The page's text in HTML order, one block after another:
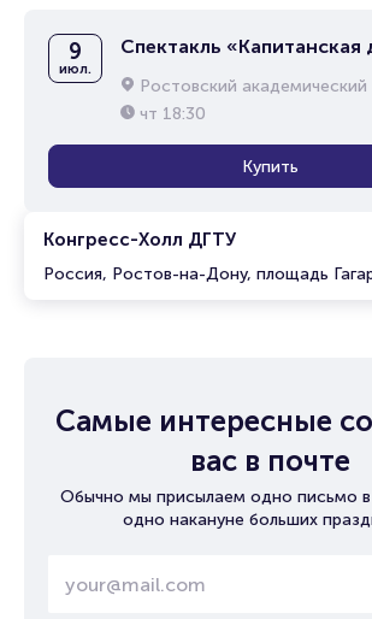
Конгресс-Холл ДГТУ
Россия, Ростов-на-Дону, площадь
9
июл.
Спектакль «Капитанская
Ростовский академический театр
чт 18:30
Купить
Самые интересные
вас в почте
Обычно мы присылаем одно письмо
одно накануне больших